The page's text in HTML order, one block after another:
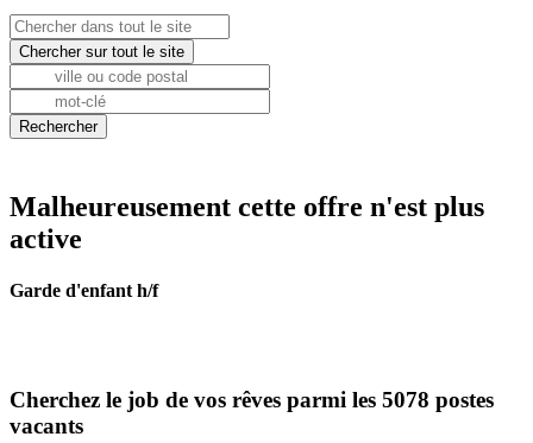
Malheureusement cette offre n'est plus
active
Garde d'enfant h/f
Cherchez le job de vos rêves parmi les 5078 postes
vacants